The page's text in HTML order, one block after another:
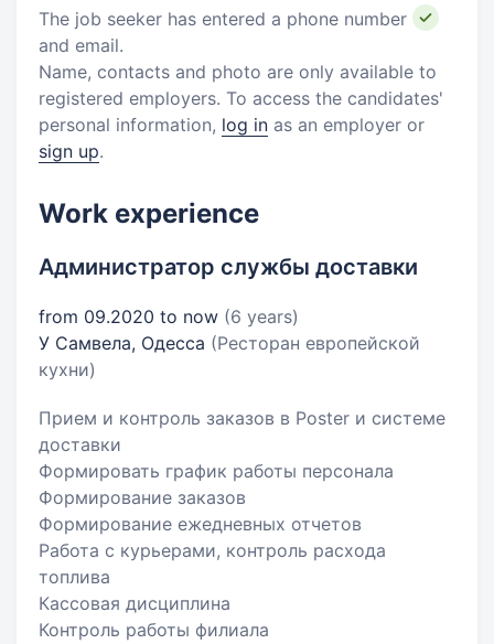
The job seeker has entered a phone number
and email.
Name, contacts and photo are only available to
registered employers. To access the candidates'
personal information, log in as an employer or
sign up.
Work experience
Администратор службы доставки
from 09.2020 to now (6 years)
У Самвела, Одесса (Ресторан европейской
кухни)
Прием и контроль заказов в Poster и системе
доставки
Формировать график работы персонала
Формирование заказов
Формирование ежедневных отчетов
Работа с курьерами, контроль расхода
топлива
Кассовая дисциплина
Контроль работы филиала